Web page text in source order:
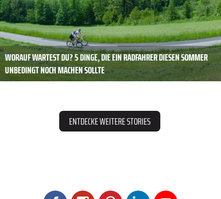
WORAUF WARTEST DU? 5 DINGE, DIE EIN RADFAHRER DIESEN SOMMER
UNBEDINGT NOCH MACHEN SOLLTE
ENTDECKE WEITERE STORIES